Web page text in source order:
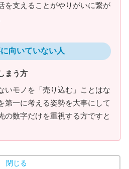
を支えることがやりがいに繋が
向いていない人
まう方
いモノを「売り込む」ことはな
第一に考える姿勢を大事にして
の数字だけを重視する方ですと
閉じる